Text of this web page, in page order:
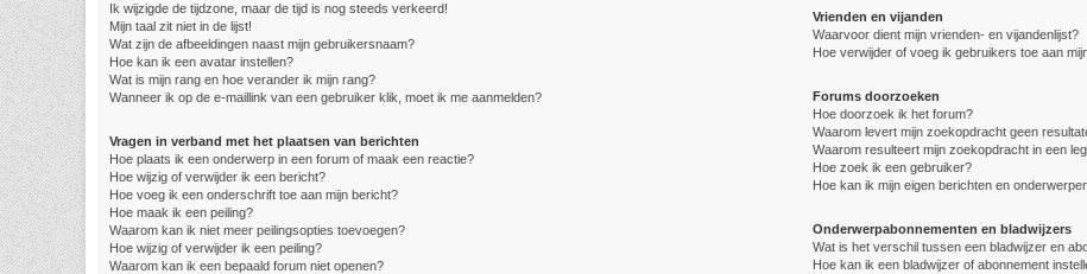
Ik wijzigde de tijdzone, maar de tijd is nog steeds verkeerd!
Mijn taal zit niet in de lijst!
Wat zijn de afbeeldingen naast mijn gebruikersnaam?
Hoe kan ik een avatar instellen?
Wat is mijn rang en hoe verander ik mijn rang?
Wanneer ik op de e-maillink van een gebruiker klik, moet ik me aanmelden?
Vragen in verband met het plaatsen van berichten
Hoe plaats ik een onderwerp in een forum of maak een reactie?
Hoe wijzig of verwijder ik een bericht?
Hoe voeg ik een onderschrift toe aan mijn bericht?
Hoe maak ik een peiling?
Waarom kan ik niet meer peilingsopties toevoegen?
Hoe wijzig of verwijder ik een peiling?
Waarom kan ik een bepaald forum niet openen?
Vrienden en vijanden
Waarvoor dient mijn vrienden- en vijandenlijst?
Hoe verwijder of voeg ik gebruikers toe aan
Forums doorzoeken
Hoe doorzoek ik het forum?
Waarom levert mijn zoekopdracht geen
Waarom resulteert mijn zoekopdracht in een
Hoe zoek ik een gebruiker?
Hoe kan ik mijn eigen berichten en
Onderwerpabonnementen en bladwijzers
Wat is het verschil tussen een bladwijzer en
Hoe kan ik een bladwijzer of abonnement